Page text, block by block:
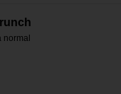
normal